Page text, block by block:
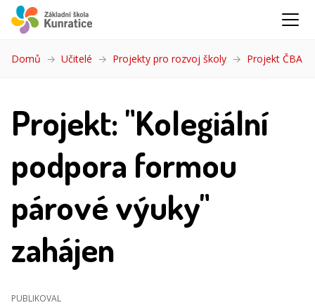
Domů Učitelé Projekty pro rozvoj školy Projekt ČBA
Projekt: "Kolegiální
podpora formou
párové výuky"
zahájen
PUBLIKOVAL